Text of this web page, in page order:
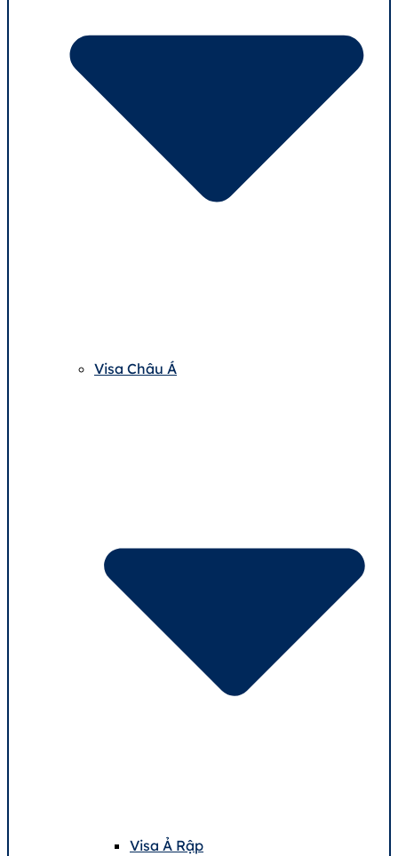
Visa Châu Á
Visa Ả Rập